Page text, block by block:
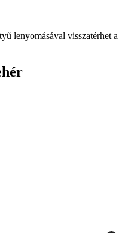
lenyomásával visszatérhet a